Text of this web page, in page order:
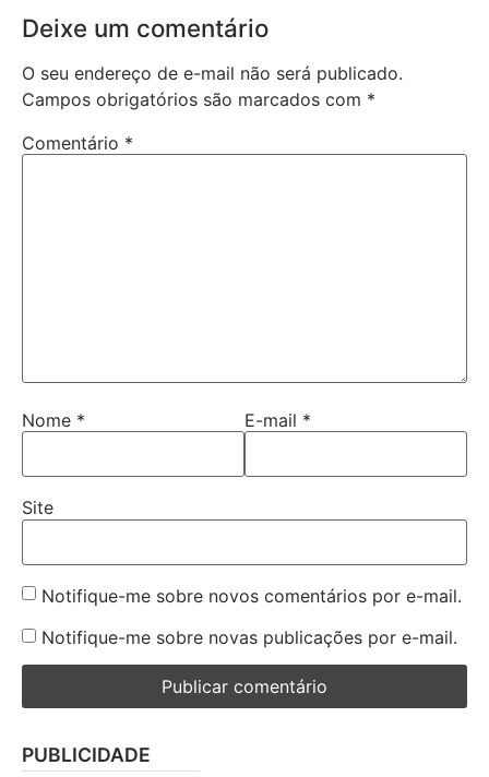
Deixe um comentário
O seu endereço de e-mail não será publicado.
Campos obrigatórios são marcados com *
Comentário *
Nome * E-mail *
Site
Notifique-me sobre novos comentários por e-mail.
Notifique-me sobre novas publicações por e-mail.
PUBLICIDADE